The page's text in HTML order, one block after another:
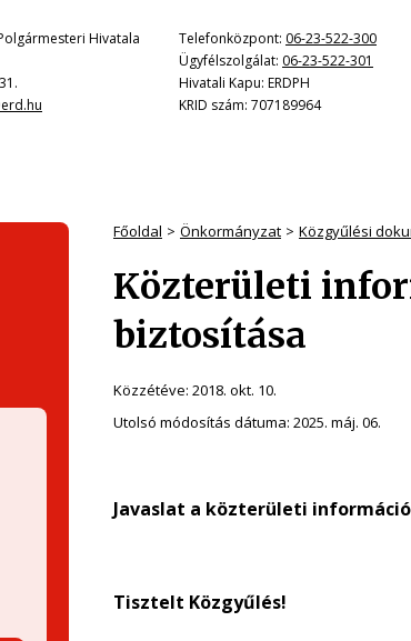
Hivatala
Telefonközpont: 06-23-522-300
Ügyfélszolgálat: 06-23-522-301
Hivatali Kapu: ERDPH
KRID szám: 707189964
Főoldal Önkormányzat Közgyűlési
Közterületi
biztosítása
Közzétéve: 2018. okt. 10.
Utolsó módosítás dátuma: 2025. máj. 06.
Javaslat a közterületi
Tisztelt Közgyűlés!